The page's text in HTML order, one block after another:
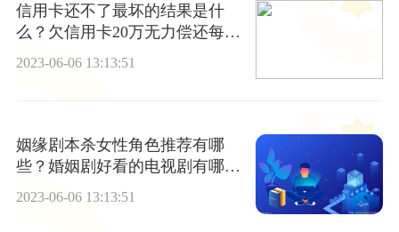
信用卡还不了最坏的结果是什
么？欠信用卡20万无力偿还每月
2023-06-06 13:13:51
姻缘剧本杀女性角色推荐有哪
些？婚姻剧好看的电视剧有哪
些？_每日信息
2023-06-06 13:13:51